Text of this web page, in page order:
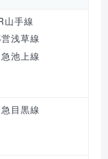
山手線
浅草線
池上線
目黒線